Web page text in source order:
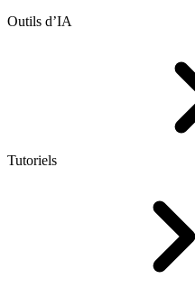
Outils d’IA
Tutoriels